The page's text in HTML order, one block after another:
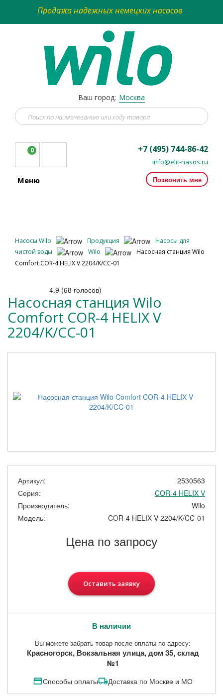
Продажа надежных немецких насосов
Ваш город: Москва
0 +7 (495) 744-86-42
info@elit-nasos.ru
Позвонить мне
Меню
Насосы Wilo Продукция
Насосы для
чистой воды
Wilo
Насосная станция Wilo
Comfort COR-4 HELIX V 2204/K/CC-01
4.9 (68 голосов)
Насосная станция Wilo
Comfort COR-4 HELIX V
2204/K/CC-01
Артикул:
2530563
Серия:
COR-4 HELIX V
Производитель:
Wilo
Модель:
COR-4 HELIX V 2204/K/CC-01
Цена по запросу
Оставить заявку
В наличии
Вы можете забрать товар после оплаты по адресу:
Красногорск, Вокзальная улица, дом 35, склад
№1
Способы оплаты Доставка по Москве и МО